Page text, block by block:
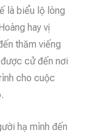
là biểu lộ lòng
hay vị
thăm viếng
cử đến nơi
cho cuộc
hạ mình đến